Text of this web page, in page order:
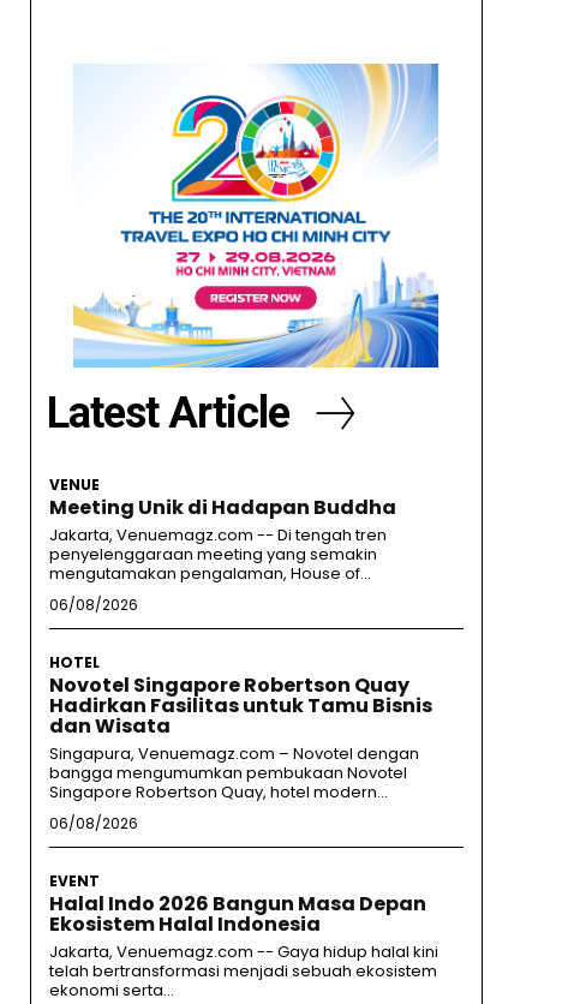
Latest Article
VENUE
Meeting Unik di Hadapan Buddha
Jakarta, Venuemagz.com -- Di tengah tren
penyelenggaraan meeting yang semakin
mengutamakan pengalaman, House of...
06/08/2026
HOTEL
Novotel Singapore Robertson Quay
Hadirkan Fasilitas untuk Tamu Bisnis
dan Wisata
Singapura, Venuemagz.com – Novotel dengan
bangga mengumumkan pembukaan Novotel
Singapore Robertson Quay, hotel modern...
06/08/2026
EVENT
Halal Indo 2026 Bangun Masa Depan
Ekosistem Halal Indonesia
Jakarta, Venuemagz.com -- Gaya hidup halal kini
telah bertransformasi menjadi sebuah ekosistem
ekonomi serta...